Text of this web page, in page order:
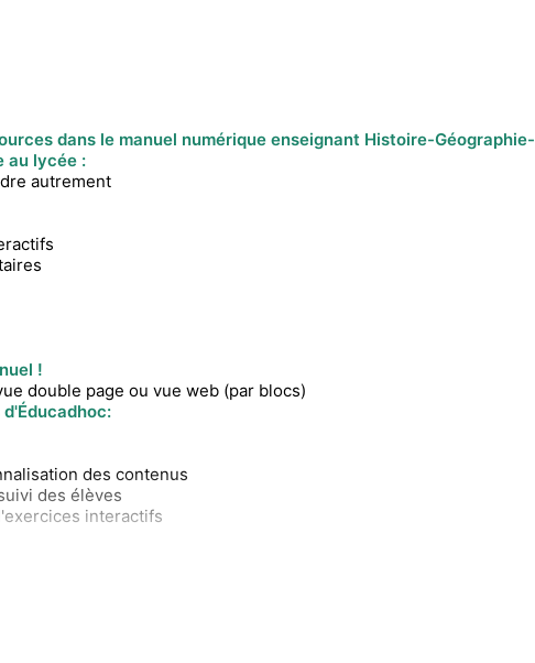
dans le manuel numérique enseignant Histoire-Géographie-
au lycée :
autrement
!
double page ou vue web (par blocs)
des contenus
des élèves
interactifs